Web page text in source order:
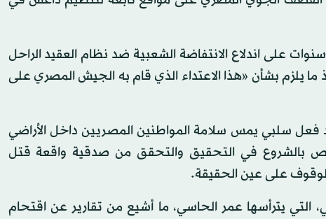
على اندلاع الانتفاضة الشعبية ضد نظام العقيد الراحل
في اتخاذ ما يلزم بشأن «هذا الاعتداء الذي قام به الجيش المصري على
سلبي يمس سلامة المواطنين المصريين داخل الأراضي
بالشروع في التحقيق والتحقق من صدقية واقعة قتل
على عين الحقيقة.
التي يترأسها عمر الحاسي، ما أشيع من تقارير عن اقتحام